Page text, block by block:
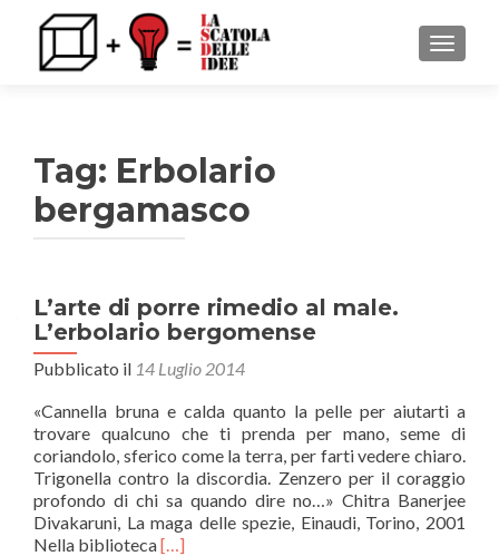
Tag: Erbolario
bergamasco
L’arte di porre rimedio al male.
L’erbolario bergomense
Pubblicato il 14 Luglio 2014
«Cannella bruna e calda quanto la pelle per aiutarti a
trovare qualcuno che ti prenda per mano, seme di
coriandolo, sferico come la terra, per farti vedere chiaro.
Trigonella contro la discordia. Zenzero per il coraggio
profondo di chi sa quando dire no…» Chitra Banerjee
Divakaruni, La maga delle spezie, Einaudi, Torino, 2001
Nella bibliotecaLeggi
[…]